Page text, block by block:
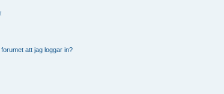
att jag loggar in?